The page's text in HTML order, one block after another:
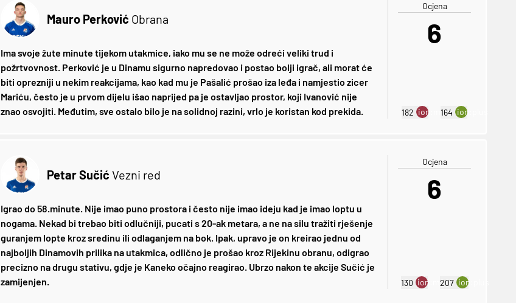
Mauro Perković Obrana
Ima svoje žute minute tijekom utakmice, iako mu se ne može odreći veliki trud i
požrtvovnost. Perković je u Dinamu sigurno napredovao i postao bolji igrač, ali morat će
biti oprezniji u nekim reakcijama, kao kad mu je Pašalić prošao iza leđa i namjestio zicer
Mariću, često je u prvom dijelu išao naprijed pa je ostavljao prostor, koji Ivanović nije
znao osvojiti. Međutim, sve ostalo bilo je na solidnoj razini, vrlo je koristan kod prekida.
Ocjena
6
182 ion:minus
164 ion:plus
Petar Sučić Vezni red
Igrao do 58.minute. Nije imao puno prostora i često nije imao ideju kad je imao loptu u
nogama. Nekad bi trebao biti odlučniji, pucati s 20-ak metara, a ne na silu tražiti rješenje
guranjem lopte kroz sredinu ili odlaganjem na bok. Ipak, upravo je on kreirao jednu od
najboljih Dinamovih prilika na utakmica, odlično je prošao kroz Rijekinu obranu, odigrao
precizno na drugu stativu, gdje je Kaneko očajno reagirao. Ubrzo nakon te akcije Sučić je
zamijenjen.
Ocjena
6
130 ion:minus
207 ion:plus